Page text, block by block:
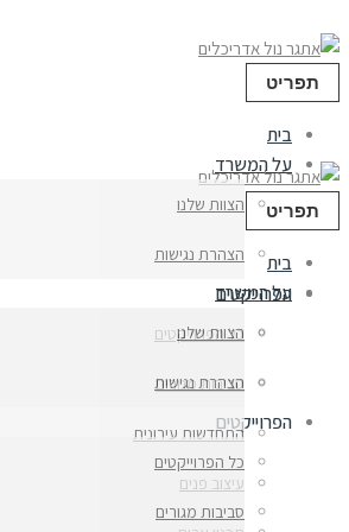
תפריט
בית
על המשרד
הצוות שלנו
הצהרת נגישות
הפרוייקטים
כל הפרוייקטים
סביבות מגורים
התחדשות עירונית
עיצוב פנים
תפריט
בית
על המשרד
הצוות שלנו
הצהרת נגישות
הפרוייקטים
כל הפרוייקטים
סביבות מגורים